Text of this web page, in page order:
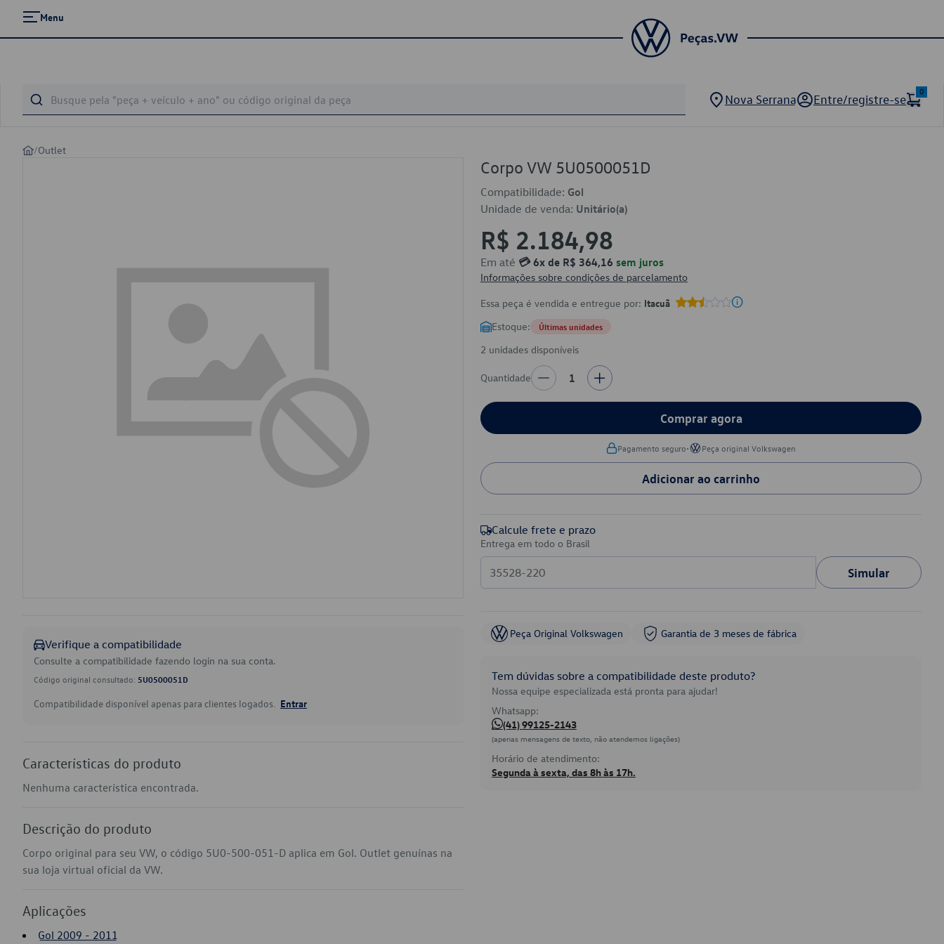
Menu
Nova Serrana Entre/registre-se
0
/Outlet
Verifique a compatibilidade
Consulte a compatibilidade fazendo login na sua conta.
Código original consultado: 5U0500051D
Compatibilidade disponível apenas para clientes logados. Entrar
Características do produto
Nenhuma característica encontrada.
Descrição do produto
Corpo original para seu VW, o código 5U0-500-051-D aplica em Gol. Outlet genuínas na
sua loja virtual oficial da VW.
Aplicações
Gol 2009 - 2011
Corpo VW 5U0500051D
Compatibilidade: Gol
Unidade de venda: Unitário(a)
R$ 2.184,98
Em até 💳 6x de R$ 364,16 sem juros
Informações sobre condições de parcelamento
Essa peça é vendida e entregue por: Itacuã
Estoque: Últimas unidades
2 unidades disponíveis
Quantidade 1
Comprar agora
Pagamento seguro• Peça original Volkswagen
Adicionar ao carrinho
Calcule frete e prazo
Entrega em todo o Brasil
Simular
Peça Original Volkswagen Garantia de 3 meses de fábrica
Tem dúvidas sobre a compatibilidade deste produto?
Nossa equipe especializada está pronta para ajudar!
Whatsapp:
(41) 99125-2143
(apenas mensagens de texto, não atendemos ligações)
Horário de atendimento:
Segunda à sexta, das 8h às 17h.